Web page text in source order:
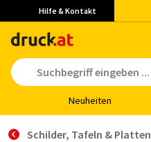
Hilfe & Kontakt
Neu­hei­ten
Schil­der, Ta­feln & Plat­ten